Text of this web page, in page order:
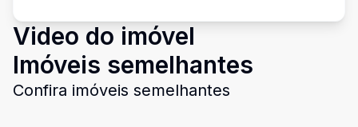
Video do imóvel
Imóveis semelhantes
Confira imóveis semelhantes